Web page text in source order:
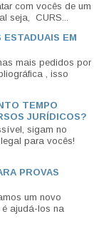
com vocês de um
seja, CURS...
ESTADUAIS EM
mais pedidos por
, isso
TEMPO
JURÍDICOS?
sigam no
para vocês!
PROVAS
um novo
é ajudá-los na